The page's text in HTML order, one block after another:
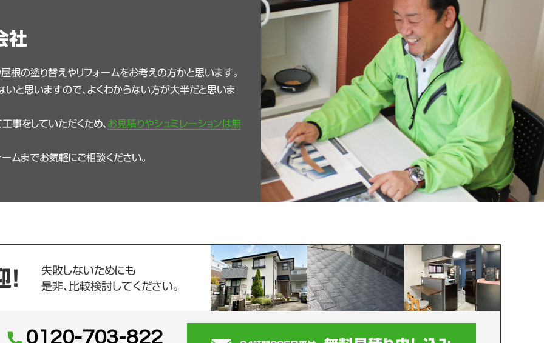
社
根の塗り替えやリフォームをお考えの方かと思います。
と思いますので、よくわからない方が大半だと思いま
事をしていただくため、 お見積りやシュミレーションは無
ムまでお気軽にご相談ください。
失敗しないためにも
是非、比較検討してください。
0120-703-822